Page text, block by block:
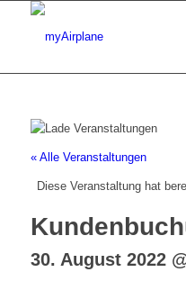
« Alle Veranstaltungen
Diese Veranstaltung hat
30. August 2022